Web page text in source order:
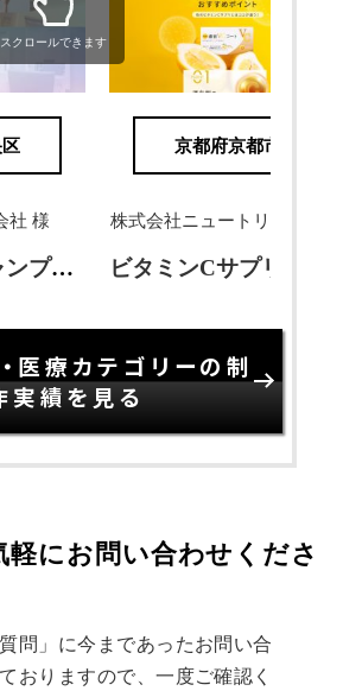
社 様
サロン専売シャンプー FLOWDIA
京都府京都市
株式会社ニュートリエント
スクロールできます
医療カテゴリーの制
実績を見る
軽にお問い合わせくださ
質問」に今まであったお問い合
おりますので、一度ご確認く